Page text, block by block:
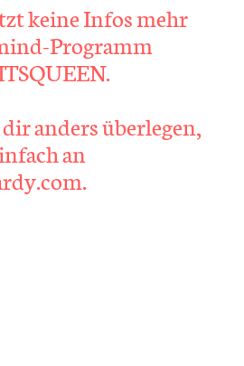
keine Infos mehr
Programm
anders überlegen,
an